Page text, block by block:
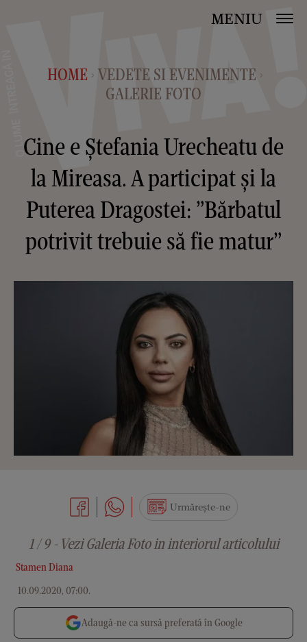
MENIU
HOME > VEDETE SI EVENIMENTE >
GALERIE FOTO
Cine e Ștefania Urecheatu de
la Mireasa. A participat și la
Puterea Dragostei: ”Bărbatul
potrivit trebuie să fie matur”
Stamen Diana
10.09.2020, 07:00.
Urmărește-ne
1 / 9 - Vezi Galeria Foto in interiorul articolului
Adaugă-ne ca sursă preferată în Google